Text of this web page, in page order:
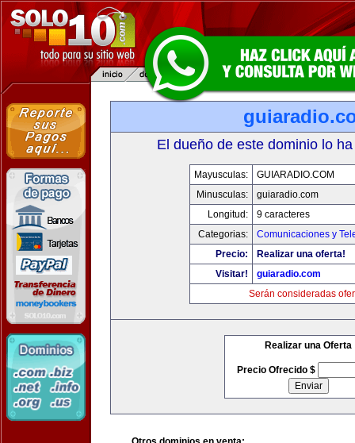
El dueño de este dominio lo
Mayusculas:
GUIARADIO.COM
Minusculas:
guiaradio.com
Longitud:
9 caracteres
Categorias:
Comunicaciones y
Precio:
Realizar una oferta!
Visitar!
guiaradio.com
Serán consideradas
Realizar una Oferta
Precio Ofrecido $